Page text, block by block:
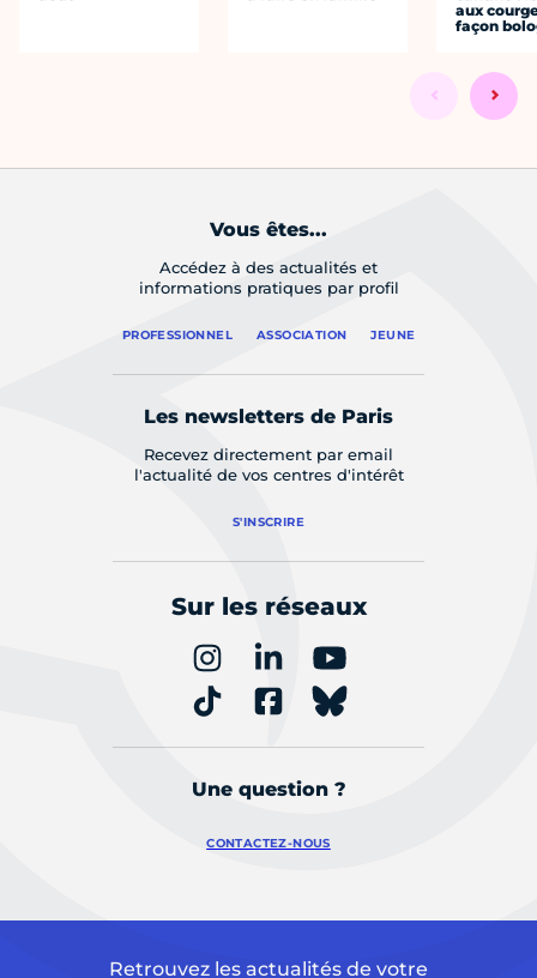
aux
façon
Vous êtes...
Accédez à des actualités et
informations pratiques par profil
PROFESSIONNEL ASSOCIATION JEUNE
Les newsletters de Paris
Recevez directement par email
l'actualité de vos centres d'intérêt
S'INSCRIRE
Sur les réseaux
Une question ?
CONTACTEZ-NOUS
Retrouvez les actualités de votre